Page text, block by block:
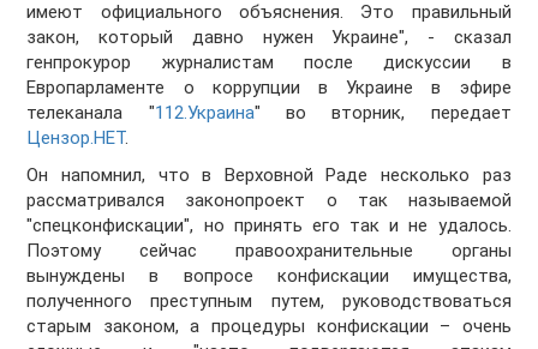
имеют официального объяснения. Это правильный
закон, который давно нужен Украине", - сказал
генпрокурор журналистам после дискуссии в
Европарламенте о коррупции в Украине в эфире
телеканала "112.Украина" во вторник, передает
Цензор.НЕТ.
Он напомнил, что в Верховной Раде несколько раз
рассматривался законопроект о так называемой
"спецконфискации", но принять его так и не удалось.
Поэтому сейчас правоохранительные органы
вынуждены в вопросе конфискации имущества,
полученного преступным путем, руководствоваться
старым законом, а процедуры конфискации – очень